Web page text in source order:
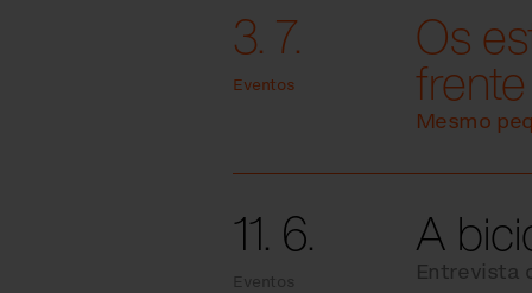
3. 7.
Eventos
Os
Mesmo
11. 6.
Eventos
A
Entrevista